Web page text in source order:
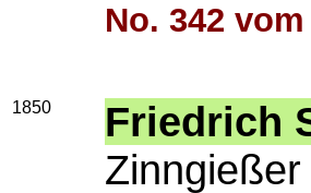
No. 342
1850 Friedrich